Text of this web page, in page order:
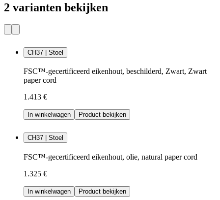
2 varianten bekijken
CH37 | Stoel
FSC™-gecertificeerd eikenhout, beschilderd, Zwart, Zwart
paper cord
1.413 €
In winkelwagen Product bekijken
CH37 | Stoel
FSC™-gecertificeerd eikenhout, olie, natural paper cord
1.325 €
In winkelwagen Product bekijken